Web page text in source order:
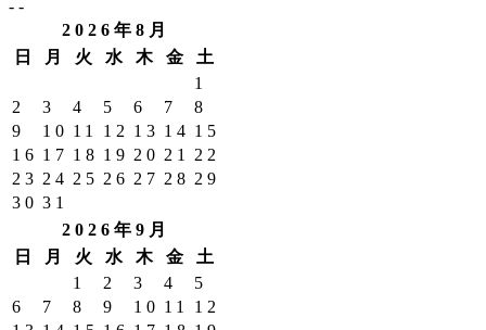
--
2026年8月
日
月 火 水 木 金
土
1
2
3 4 5 6 7
8
9
10 11 12 13 14 15
16 17 18 19 20 21
22
23 24 25 26 27 28 29
30 31
2026年9月
日
月 火 水 木 金
土
1
2 3 4
5
6
7 8 9 10 11
12